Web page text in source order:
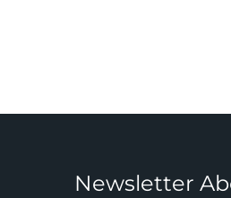
Newsletter